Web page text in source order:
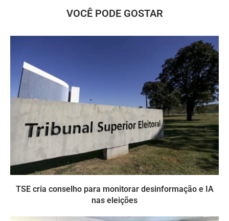
VOCÊ PODE GOSTAR
TSE cria conselho para monitorar desinformação e IA
nas eleições